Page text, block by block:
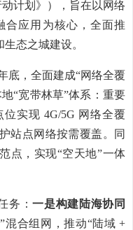
计划》），旨在以网络
合应用为核心，全面推
生态之城建设。
底，全面建成“网络全覆
地“宽带林草”体系： 重要
位实现 4G/5G 网络全覆
站点网络按需覆盖。同
点，实现“空天地”一体
务：一是构建陆海协同
”混合组网，推动“陆域 +